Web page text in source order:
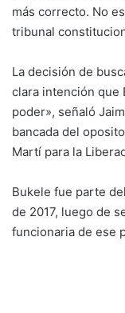
más correcto. No
tribunal
La decisión de
clara intención que
poder», señaló
bancada del
Martí para la
Bukele fue parte
de 2017, luego de
funcionaria de ese